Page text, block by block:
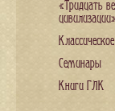
«Тридцать
цивилизации»
Семинары
Книги ГЛК